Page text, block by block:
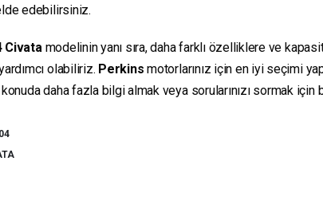
edebilirsiniz.
Civata modelinin yanı sıra, daha farklı özelliklere ve
olabiliriz. Perkins motorlarınız için en iyi seçimi
konuda daha fazla bilgi almak veya sorularınızı sormak